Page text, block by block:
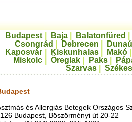
Budapest| Baja| Balatonfüred
Csongrád
Debrecen
Kaposvár
Kiskunhalas Makó
Miskolc| Öreglak| Paks|
Szarvas|
és Allergiás Betegek Országos
Budapest, Böszörményi út 20-22